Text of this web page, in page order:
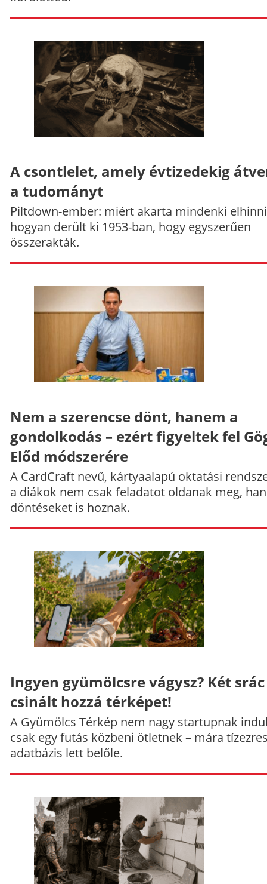
A csontlelet, amely évtizedekig
a tudományt
Piltdown-ember: miért akarta mindenki
hogyan derült ki 1953-ban, hogy egyszerűen
összerakták.
Nem a szerencse dönt, hanem a
gondolkodás – ezért figyeltek fel
Előd módszerére
A CardCraft nevű, kártyaalapú oktatási
a diákok nem csak feladatot oldanak meg,
döntéseket is hoznak.
Ingyen gyümölcsre vágysz? Két srác
csinált hozzá térképet!
A Gyümölcs Térkép nem nagy startupnak
csak egy futás közbeni ötletnek – mára
adatbázis lett belőle.